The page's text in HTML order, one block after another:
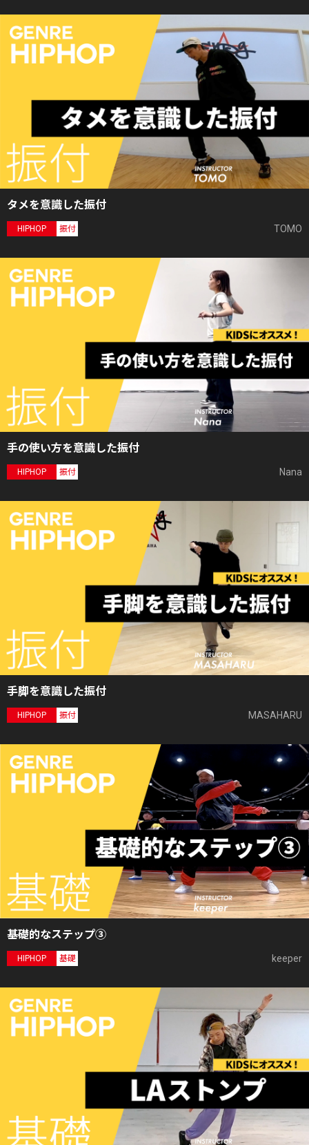
タメを意識した振付
HIPHOP 振付 TOMO
手の使い方を意識した振付
HIPHOP 振付 Nana
手脚を意識した振付
HIPHOP 振付 MASAHARU
基礎的なステップ③
HIPHOP 基礎 keeper